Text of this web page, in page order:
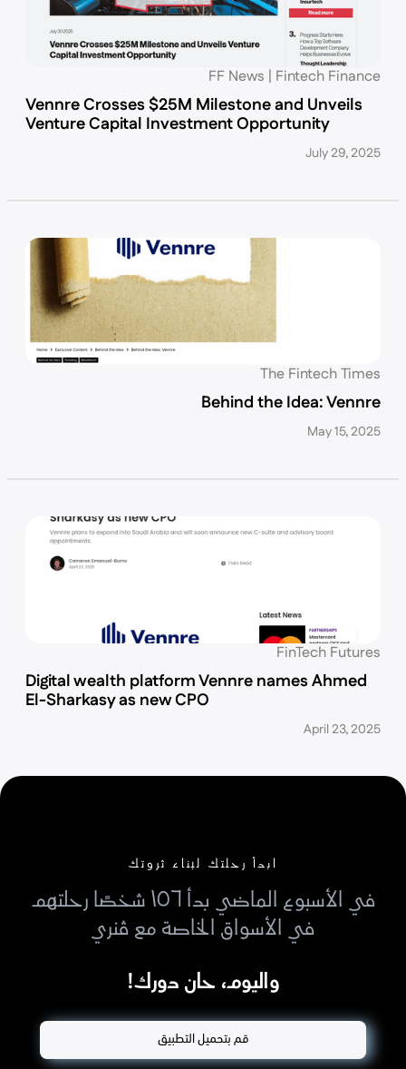
FF News | Fintech Finance
Vennre Crosses $25M Milestone and Unveils
Venture Capital Investment Opportunity
July 29, 2025
The Fintech Times
Behind the Idea: Vennre
May 15, 2025
FinTech Futures
Digital wealth platform Vennre names Ahmed
El-Sharkasy as new CPO
April 23, 2025
ابدأ رحلتك لبناء ثروتك
في الأسبوع الماضي بدأ ١٥٦ شخصًا رحلتهم
في الأسواق الخاصة مع ڤنري
واليوم، حان دورك!
قم بتحميل التطبيق